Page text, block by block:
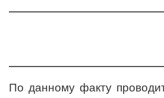
По данному факту